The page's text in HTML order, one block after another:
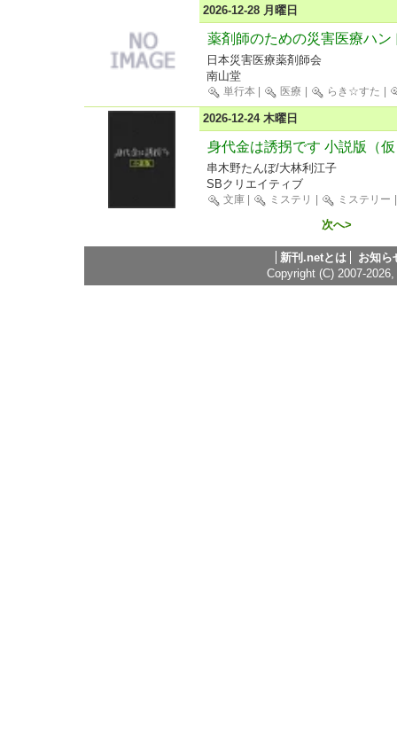
2026-12-28 月曜日
薬剤師のための災害医療ハン
日本災害医療薬剤師会
南山堂
単行本 医療 らき☆すた
2026-12-24 木曜日
身代金は誘拐です 小説版（
串木野たんぼ/大林利江子
SBクリエイティブ
文庫 ミステリ ミステリー
次へ>
新刊.netとは
お知ら
Copyright (C) 2007-2026,